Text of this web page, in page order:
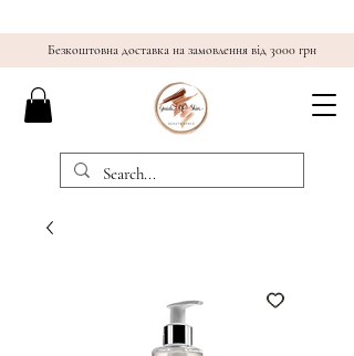
Безкоштовна доставка на замовлення від 3000 грн